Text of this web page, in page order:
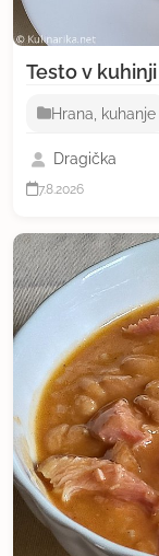
Testo v kuhinji
Hrana, kuhanje
Dragička
7.8.2026